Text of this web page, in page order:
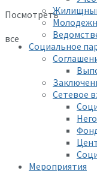
Посмотреть
все
Социальное
Сетевое
Мероприятия